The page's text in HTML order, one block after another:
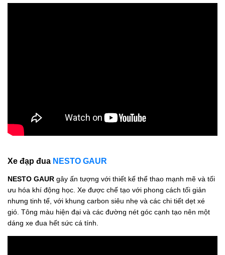
Xe đạp đua NESTO GAUR
NESTO GAUR gây ấn tượng với thiết kế thể thao mạnh mẽ và tối
ưu hóa khí động học. Xe được chế tạo với phong cách tối giản
nhưng tinh tế, với khung carbon siêu nhẹ và các chi tiết dẹt xé
gió. Tông màu hiện đại và các đường nét góc cạnh tạo nên một
dáng xe đua hết sức cá tính.